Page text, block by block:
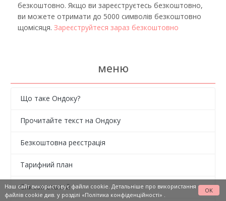
безкоштовно. Якщо ви зареєструєтесь безкоштовно,
ви можете отримати до 5000 символів безкоштовно
щомісяця. Зареєструйтеся зараз безкоштовно
меню
Що таке Ондоку?
Прочитайте текст на Ондоку
Безкоштовна реєстрація
Тарифний план
Список статей
Наш сайт використовує файли cookie. Детальніше про використання
файлів cookie див. у розділі «Політика конфіденційності»
OK